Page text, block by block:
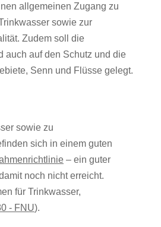
allgemeinen Zugang zu
sowie zur
Zudem soll die
auch auf den Schutz und die
Senn und Flüsse gelegt.
sowie zu
sich in einem guten
– ein guter
noch nicht erreicht.
für Trinkwasser,
- FNU).